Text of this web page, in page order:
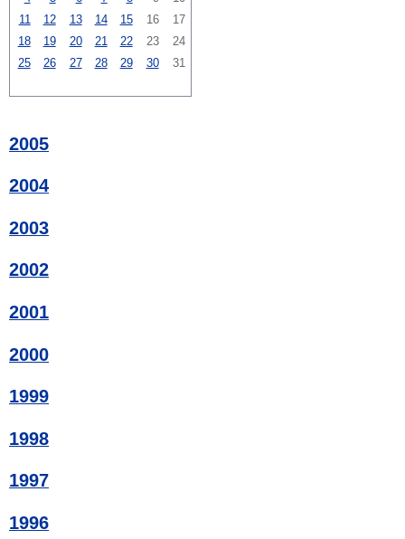
11
12 13 14 15 16
17
18
19 20 21 22 23
24
25
26 27 28 29 30 31
2005
2004
2003
2002
2001
2000
1999
1998
1997
1996